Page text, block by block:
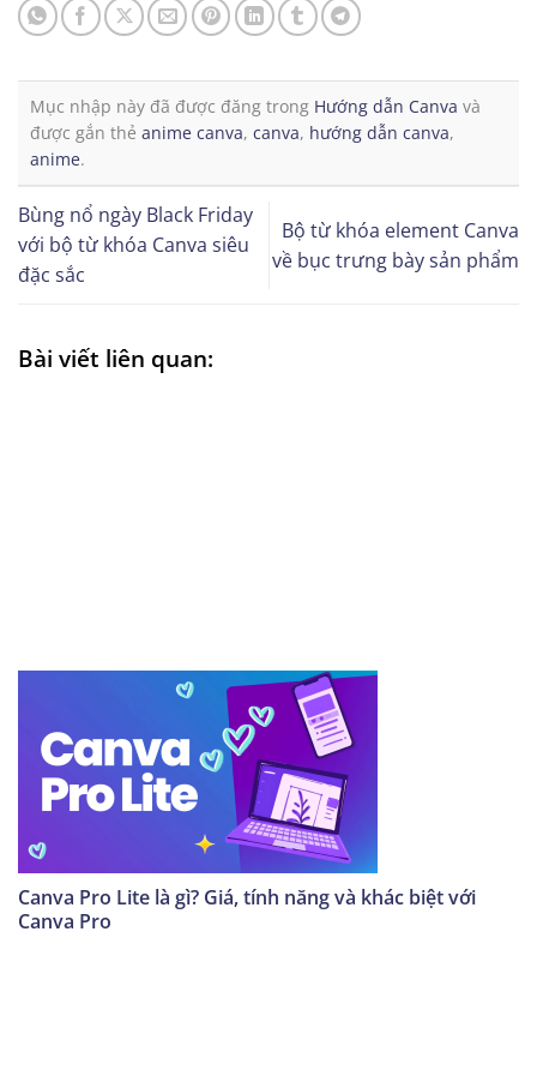
Mục nhập này đã được đăng trong Hướng dẫn Canva và
được gắn thẻ anime canva, canva, hướng dẫn canva,
anime.
Bùng nổ ngày Black Friday
với bộ từ khóa Canva siêu
đặc sắc
Bộ từ khóa element Canva
về bục trưng bày sản phẩm
Bài viết liên quan:
Canva Pro Lite là gì? Giá, tính năng và khác biệt với
Canva Pro